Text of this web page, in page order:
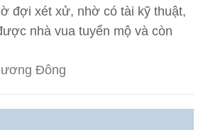
đợi xét xử, nhờ có tài kỹ thuật,
nhà vua tuyển mộ và còn
Đông